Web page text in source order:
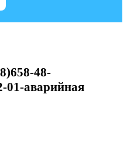
48-
01-аварийная